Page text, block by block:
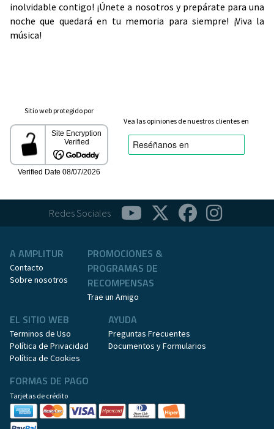
inolvidable contigo! ¡Únete a nosotros y prepárate para una
noche que quedará en tu memoria para siempre! ¡Viva la
música!
Sitio web protegido por
Vea las opiniones de nuestros clientes en
Redes Sociales
A AMPLITUR
Contacto
Sobre nosotros
PROMOCIONES &
PROGRAMAS DE
RECOMPENSAS
Trae un Amigo
EL SITIO WEB
Terminos de Uso
Política de Privacidad
Política de Cookies
AYUDA
Preguntas Frecuentes
Documentos y Formularios
FORMAS DE PAGO
Tarjetas de crédito